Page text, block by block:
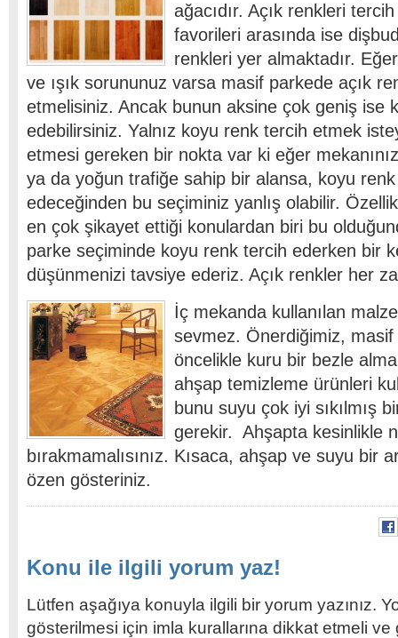
ağacıdır. Açık renkleri
favorileri arasında ise
renkleri yer almaktadır.
ve ışık sorununuz varsa masif parkede açık
etmelisiniz. Ancak bunun aksine çok geniş ise
edebilirsiniz. Yalnız koyu renk tercih etmek
etmesi gereken bir nokta var ki eğer
ya da yoğun trafiğe sahip bir alansa, koyu renk
edeceğinden bu seçiminiz yanlış olabilir.
en çok şikayet ettiği konulardan biri bu
parke seçiminde koyu renk tercih ederken bir
düşünmenizi tavsiye ederiz. Açık renkler her
İç mekanda kullanılan
sevmez. Önerdiğimiz,
öncelikle kuru bir bezle
ahşap temizleme ürünleri
bunu suyu çok iyi sıkılmış
gerekir. Ahşapta kesinlikle
bırakmamalısınız. Kısaca, ahşap ve suyu bir
özen gösteriniz.
Konu ile ilgili yorum yaz!
Lütfen aşağıya konuyla ilgili bir yorum yazınız.
gösterilmesi için imla kurallarına dikkat etmeli